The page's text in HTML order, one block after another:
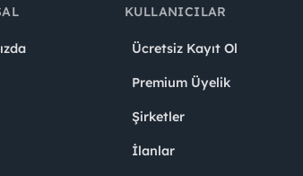
KULLANICILAR
Ücretsiz Kayıt Ol
Premium Üyelik
Şirketler
İlanlar